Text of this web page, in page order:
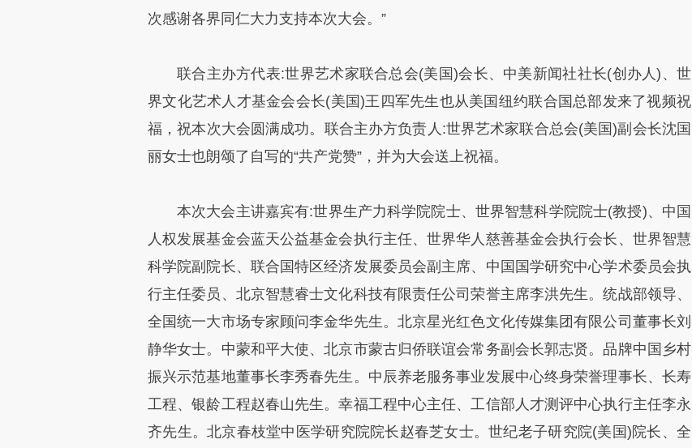
次感谢各界同仁大力支持本次大会。”
联合主办方代表:世界艺术家联合总会(美国)会长、中美新闻社社长(创办人)、世
界文化艺术人才基金会会长(美国)王四军先生也从美国纽约联合国总部发来了视频祝
福，祝本次大会圆满成功。联合主办方负责人:世界艺术家联合总会(美国)副会长沈国
丽女士也朗颂了自写的“共产党赞”，并为大会送上祝福。
本次大会主讲嘉宾有:世界生产力科学院院士、世界智慧科学院院士(教授)、中国
人权发展基金会蓝天公益基金会执行主任、世界华人慈善基金会执行会长、世界智慧
科学院副院长、联合国特区经济发展委员会副主席、中国国学研究中心学术委员会执
行主任委员、北京智慧睿士文化科技有限责任公司荣誉主席李洪先生。统战部领导、
全国统一大市场专家顾问李金华先生。北京星光红色文化传媒集团有限公司董事长刘
静华女士。中蒙和平大使、北京市蒙古归侨联谊会常务副会长郭志贤。品牌中国乡村
振兴示范基地董事长李秀春先生。中辰养老服务事业发展中心终身荣誉理事长、长寿
工程、银龄工程赵春山先生。幸福工程中心主任、工信部人才测评中心执行主任李永
齐先生。北京春枝堂中医学研究院院长赵春芝女士。世纪老子研究院(美国)院长、全